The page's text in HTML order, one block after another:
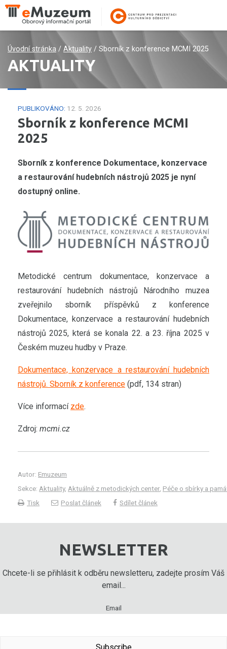
Úvodní stránka / Aktuality / Sborník z konference MCMI 2025
AKTUALITY
PUBLIKOVÁNO: 12. 5. 2026
Sborník z konference MCMI
2025
Sborník z konference Dokumentace, konzervace
a restaurování hudebních nástrojů 2025 je nyní
dostupný online.
Metodické centrum dokumentace, konzervace a
restaurování hudebních nástrojů Národního muzea
zveřejnilo sborník příspěvků z konference
Dokumentace, konzervace a restaurování hudebních
nástrojů 2025, která se konala 22. a 23. října 2025 v
Českém muzeu hudby v Praze.
Dokumentace, konzervace a restaurování hudebních
nástrojů. Sborník z konference (pdf, 134 stran)
Více informací zde.
Zdroj: mcmi.cz
Autor: Emuzeum
Sekce: Aktuality, Aktuálně z metodických center, Péče o sbírky a
Tisk
Poslat článek Sdílet článek
NEWSLETTER
Chcete-li se přihlásit k odběru newsletteru, zadejte prosím Váš
email...
Email